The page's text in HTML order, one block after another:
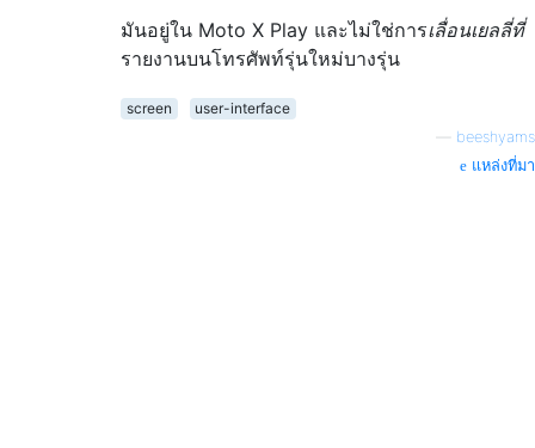
มันอยู่ใน Moto X Play และไม่ใช่การเลื่อนเยลลี่ที่
รายงานบนโทรศัพท์รุ่นใหม่บางรุ่น
screen
user-interface
beeshyams
แหล่งที่มา